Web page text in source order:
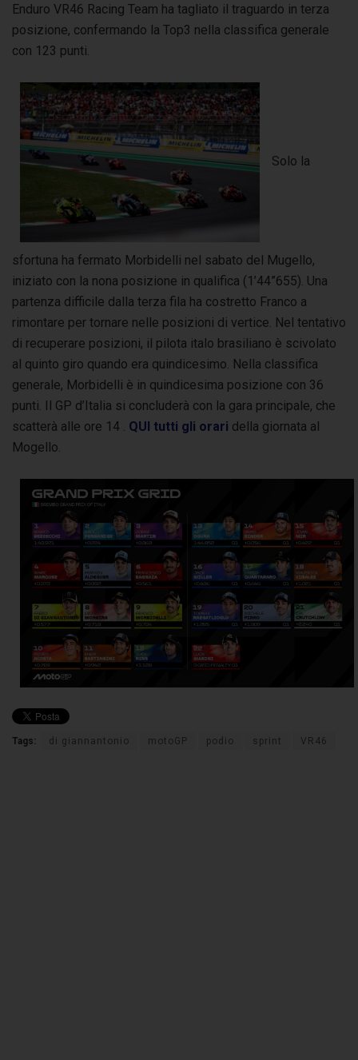
Enduro VR46 Racing Team ha tagliato il traguardo in terza
posizione, confermando la Top3 nella classifica generale
con 123 punti.
Solo la
sfortuna ha fermato Morbidelli nel sabato del Mugello,
iniziato con la nona posizione in qualifica (1’44”655). Una
partenza difficile dalla terza fila ha costretto Franco a
rimontare per tornare nelle posizioni di vertice. Nel tentativo
di recuperare posizioni, il pilota italo brasiliano è scivolato
al quinto giro quando era quindicesimo. Nella classifica
generale, Morbidelli è in quindicesima posizione con 36
punti. Il GP d’Italia si concluderà con la gara principale, che
scatterà alle ore 14 . QUI tutti gli orari della giornata al
Mogello.
Tags: di giannantonio motoGP podio sprint VR46